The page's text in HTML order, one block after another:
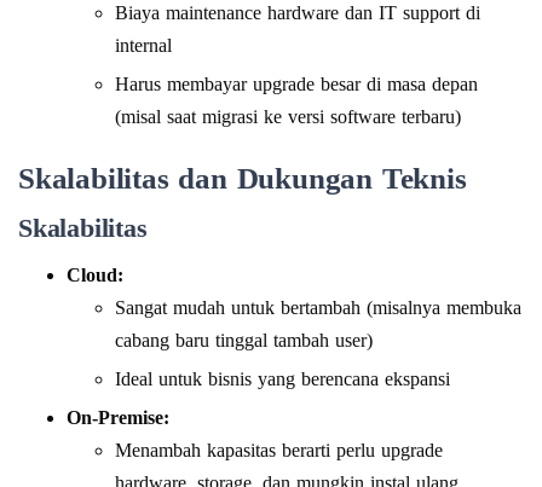
Biaya maintenance hardware dan IT support di
internal
Harus membayar upgrade besar di masa depan
(misal saat migrasi ke versi software terbaru)
Skalabilitas dan Dukungan Teknis
Skalabilitas
Cloud:
Sangat mudah untuk bertambah (misalnya membuka
cabang baru tinggal tambah user)
Ideal untuk bisnis yang berencana ekspansi
On-Premise:
Menambah kapasitas berarti perlu upgrade
hardware, storage, dan mungkin instal ulang